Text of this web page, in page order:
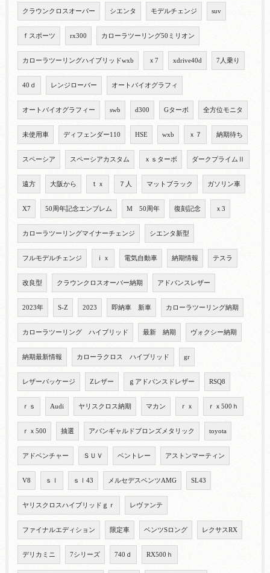
クラウンクロスオーバー シエンタ モデルチェンジ suv
ｆスポーツ rx300 カローラツーリング50ミリオン
カローラツーリングハイブリッドwxb ｘ7 xdrive40d 7人乗り
40ｄ レンジローバー オートバイオグラフィ
オートバイオグラフィー swb d300 Gターボ 全方位モニタ
未使用車 ディフェンダー110 HSE wxb ｘ７ 納期待ち
スペーシア スペーシアカスタム ｘｓターボ ダークプライムⅡ
遠方 大阪から ｔｘ ７人 マットブラック ガソリン車
X7 50周年記念エンブレム M 50周年 復刻記念 ｘ3
カローラツーリングマイナーチェンジ シエンタ新型
フルモデルチェンジ ｉｘ 電気自動車 納期情報 テスラ
改良型 クラウンクロスオーバー納期 アドバンスレザー
2023年 S-Z 2023 即納車 新車 カローラツーリング納期
カローラツーリング ハイブリッド 最新 納期 ヴォクシー納期
納期最新情報 カローラクロス ハイブリッド gr
レザーパッケージ Zレザー ｇアドバンスドレザー RSQ8
ｒｓ Audi ヤリスクロス納期 マカン ｒｘ ｒｘ500ｈ
ｒｘ500 抽選 アバンギャルドブロンズメタリック toyota
アドベンチャー ＳＵＶ ベントレー アストンマーティン
V8 ｓｌ ｓｌ43 メルセデスベンツAMG SL43
ヤリスクロスハイブリッドｇｒ レヴァンテ
ファイナルエディション 限定車 ベンツSロング レクサスRX
デリカミニ 7シリーズ 740ｄ RX500ｈ